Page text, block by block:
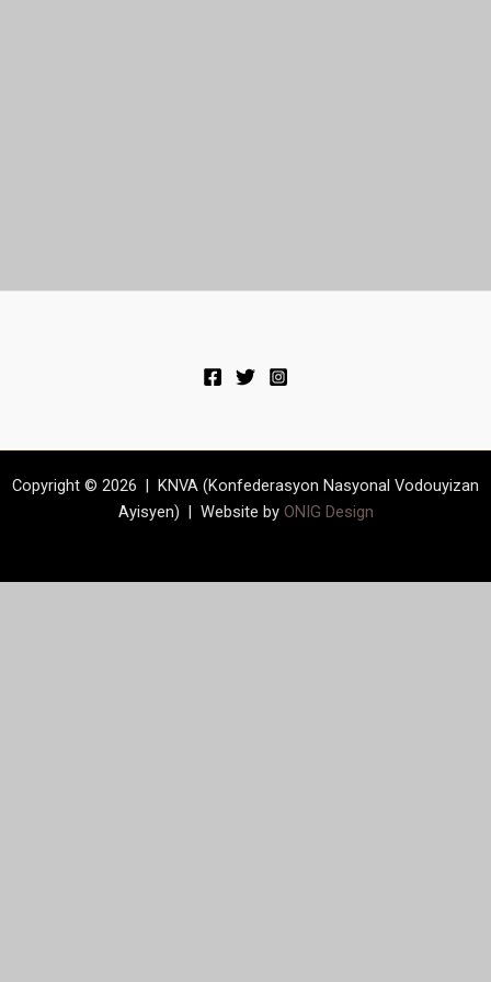
Copyright © 2026 | KNVA (Konfederasyon Nasyonal Vodouyizan
Ayisyen) | Website by ONIG Design